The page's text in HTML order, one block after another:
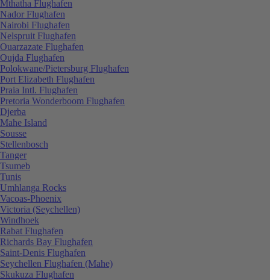
Mthatha Flughafen
Nador Flughafen
Nairobi Flughafen
Nelspruit Flughafen
Ouarzazate Flughafen
Oujda Flughafen
Polokwane/Pietersburg Flughafen
Port Elizabeth Flughafen
Praia Intl. Flughafen
Pretoria Wonderboom Flughafen
Djerba
Mahe Island
Sousse
Stellenbosch
Tanger
Tsumeb
Tunis
Umhlanga Rocks
Vacoas-Phoenix
Victoria (Seychellen)
Windhoek
Rabat Flughafen
Richards Bay Flughafen
Saint-Denis Flughafen
Seychellen Flughafen (Mahe)
Skukuza Flughafen